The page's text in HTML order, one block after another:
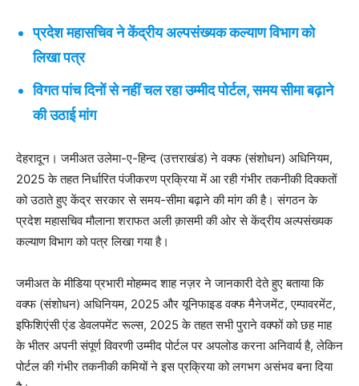
प्रदेश महासचिव ने केंद्रीय अल्पसंख्यक कल्याण विभाग को
लिखा पत्र
विगत पांच दिनों से नहीं चल रहा उम्मीद पोर्टल, समय सीमा बढ़ाने
की उठाई मांग
देहरादून। जमीअत उलेमा-ए-हिन्द (उत्तराखंड) ने वक्फ (संशोधन) अधिनियम,
2025 के तहत निर्धारित पंजीकरण प्रक्रिया में आ रही गंभीर तकनीकी दिक्कतों
को उठाते हुए केंद्र सरकार से समय-सीमा बढ़ाने की मांग की है। संगठन के
प्रदेश महासचिव मौलाना शराफत अली क़ासमी की ओर से केंद्रीय अल्पसंख्यक
कल्याण विभाग को पत्र लिखा गया है।
जमीअत के मीडिया प्रभारी मोहम्मद शाह नज़र ने जानकारी देते हुए बताया कि
वक्फ (संशोधन) अधिनियम, 2025 और यूनिफाइड वक्फ मैनेजमेंट, एम्पावरमेंट,
इफिशिएंसी एंड डेवलपमेंट रूल्स, 2025 के तहत सभी पुराने वक्फों को छह माह
के भीतर अपनी संपूर्ण विवरणी उम्मीद पोर्टल पर अपलोड करना अनिवार्य है, लेकिन
पोर्टल की गंभीर तकनीकी कमियों ने इस प्रक्रिया को लगभग असंभव बना दिया